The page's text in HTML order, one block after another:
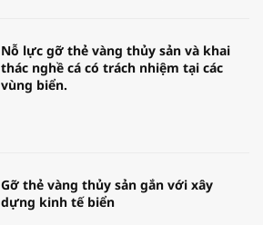
Nỗ lực gỡ thẻ vàng thủy sản và khai
thác nghề cá có trách nhiệm tại các
vùng biển.
Gỡ thẻ vàng thủy sản gắn với xây
dựng kinh tế biển